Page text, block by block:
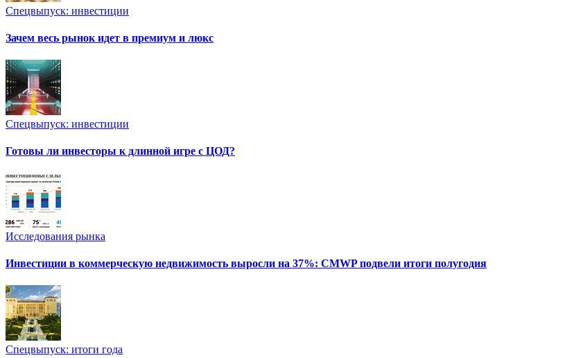
Спецвыпуск: инвестиции
Зачем весь рынок идет в премиум и люкс
Спецвыпуск: инвестиции
Готовы ли инвесторы к длинной игре с ЦОД?
Исследования рынка
Инвестиции в коммерческую недвижимость выросли на 37%: CMWP подвели итоги полугодия
Спецвыпуск: итоги года